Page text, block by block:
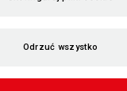
Odrzuć wszystko